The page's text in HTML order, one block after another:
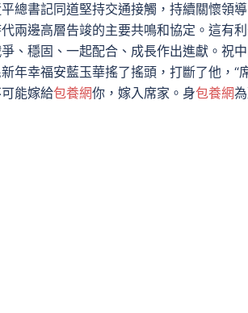
總書記同道堅持交通接觸，持續關懷領
兩邊高層告竣的主要共鳴和協定。這有
、穩固、一起配合、成長作出進獻。祝
年幸福安藍玉華搖了搖頭，打斷了他，“
能嫁給包養網你，嫁入席家。身包養網